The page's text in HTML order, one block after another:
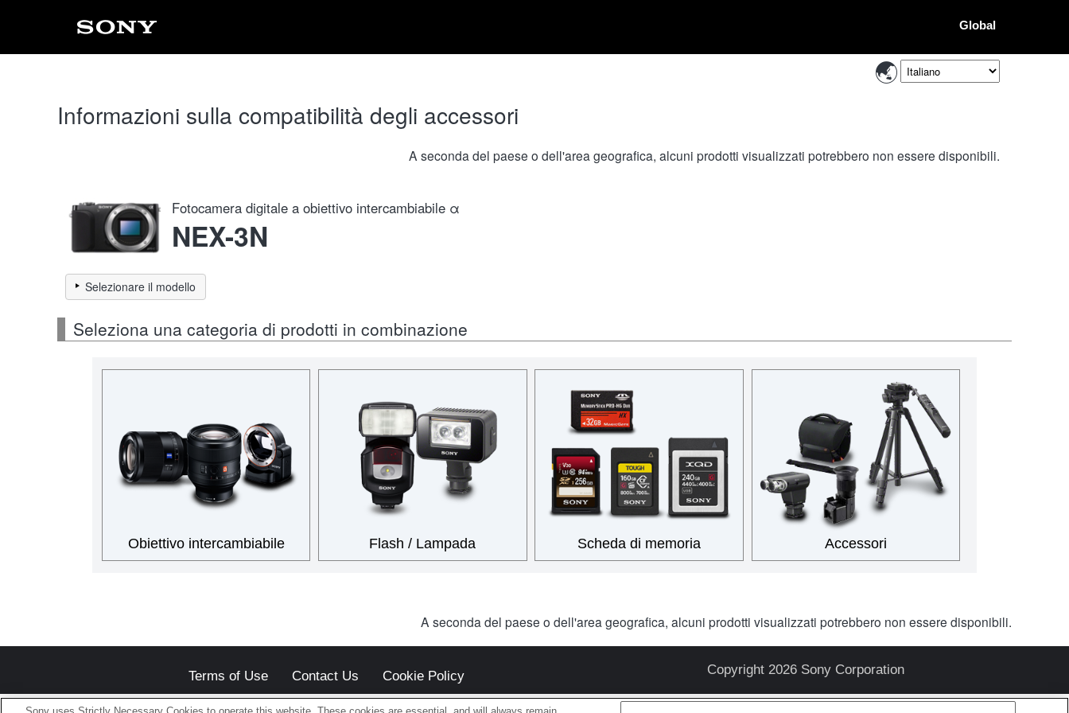
Global
Informazioni sulla compatibilità degli accessori
A seconda del paese o dell'area geografica, alcuni prodotti visualizzati potrebbero non essere disponibili.
Fotocamera digitale a obiettivo intercambiabile α
NEX-3N
Selezionare il modello
Seleziona una categoria di prodotti in combinazione
Obiettivo intercambiabile Flash / Lampada Scheda di memoria Accessori
A seconda del paese o dell'area geografica, alcuni prodotti visualizzati potrebbero non essere disponibili.
Terms of Use Contact Us Cookie Policy Copyright 2026 Sony Corporation